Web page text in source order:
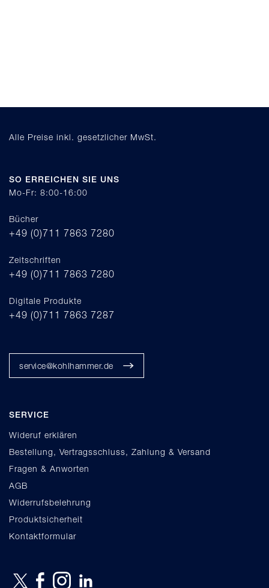
Alle Preise inkl. gesetzlicher MwSt.
SO ERREICHEN SIE UNS
Mo-Fr: 8:00-16:00
Bücher
+49 (0)711 7863 7280
Zeitschriften
+49 (0)711 7863 7280
Digitale Produkte
+49 (0)711 7863 7287
service@kohlhammer.de
SERVICE
Wideruf erklären
Bestellung, Vertragsschluss, Zahlung & Versand
Fragen & Anworten
AGB
Widerrufsbelehrung
Produktsicherheit
Kontaktformular